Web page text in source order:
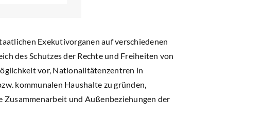
Exekutivorganen auf verschiedenen
des Schutzes der Rechte und Freiheiten von
vor, Nationalitätenzentren in
kommunalen Haushalte zu gründen,
und Außenbeziehungen der